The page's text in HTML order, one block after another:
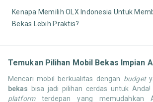
Kenapa Memilih OLX Indonesia Untuk
Bekas Lebih Praktis?
Temukan Pilihan Mobil Bekas Impian
Mencari mobil berkualitas dengan budget
bekas bisa jadi pilihan cerdas untuk Anda!
platformterdepan yang memudahkan